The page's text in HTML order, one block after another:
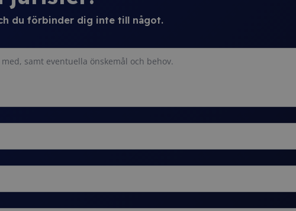
du förbinder dig inte till något.